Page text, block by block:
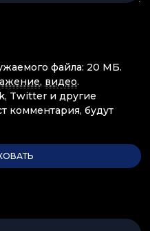
файла: 20 МБ.
, видео.
Twitter и другие
комментария, будут